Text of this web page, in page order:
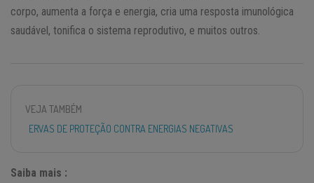
corpo, aumenta a força e energia, cria uma resposta imunológica
saudável, tonifica o sistema reprodutivo, e muitos outros.
VEJA TAMBÉM
ERVAS DE PROTEÇÃO CONTRA ENERGIAS NEGATIVAS
Saiba mais :